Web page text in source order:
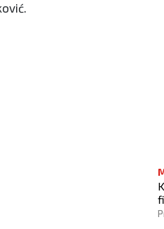
Plakolm u posjetu BiH